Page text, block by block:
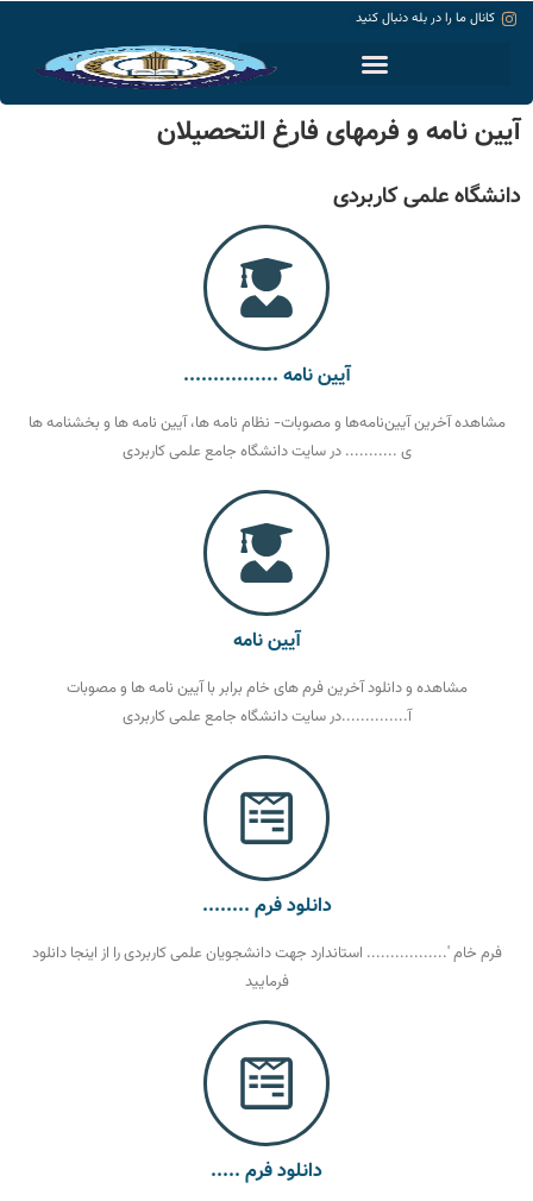
کانال ما را در بله دنبال کنید
آیین نامه و فرمهای فارغ التحصیلان
دانشگاه علمی کاربردی
آیین نامه ................
مشاهده آخرین آیین‌نامه‌ها و مصوبات- نظام نامه ها، آیین نامه ها و بخشنامه ها
ی ........... در سایت دانشگاه جامع علمی کاربردی
آیین نامه
مشاهده و دانلود آخرین فرم های خام برابر با آیین نامه ها و مصوبات
آ..............در سایت دانشگاه جامع علمی کاربردی
دانلود فرم ........
فرم خام '................. استاندارد جهت دانشجویان علمی کاربردی را از اینجا دانلود
فرمایید
دانلود فرم .....